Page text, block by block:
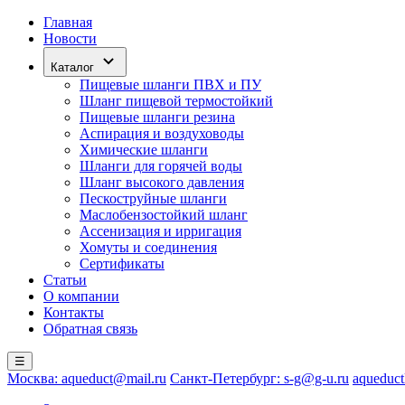
Главная
Новости
Каталог
Пищевые шланги ПВХ и ПУ
Шланг пищевой термостойкий
Пищевые шланги резина
Аспирация и воздуховоды
Химические шланги
Шланги для горячей воды
Шланг высокого давления
Пескоструйные шланги
Маслобензостойкий шланг
Ассенизация и ирригация
Хомуты и соединения
Сертификаты
Статьи
О компании
Контакты
Обратная связь
☰
Москва: aqueduct@mail.ru Санкт-Петербург: s-g@g-u.ru